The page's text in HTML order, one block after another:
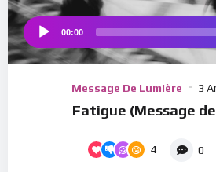
Audio
00:00
Message De Lumière 3
Fatigue (Message
4 0